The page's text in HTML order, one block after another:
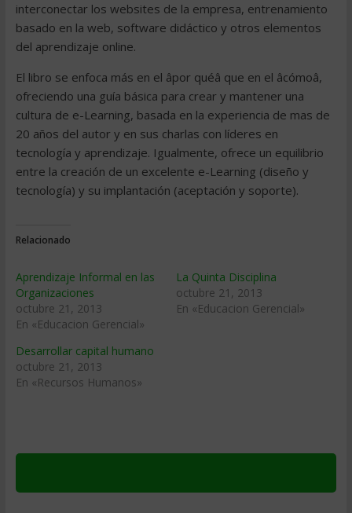
interconectar los websites de la empresa, entrenamiento
basado en la web, software didáctico y otros elementos
del aprendizaje online.
El libro se enfoca más en el âpor quéâ que en el âcómoâ,
ofreciendo una guía básica para crear y mantener una
cultura de e-Learning, basada en la experiencia de mas de
20 años del autor y en sus charlas con líderes en
tecnología y aprendizaje. Igualmente, ofrece un equilibrio
entre la creación de un excelente e-Learning (diseño y
tecnología) y su implantación (aceptación y soporte).
Relacionado
Aprendizaje Informal en las
Organizaciones
octubre 21, 2013
En «Educacion Gerencial»
La Quinta Disciplina
octubre 21, 2013
En «Educacion Gerencial»
Desarrollar capital humano
octubre 21, 2013
En «Recursos Humanos»